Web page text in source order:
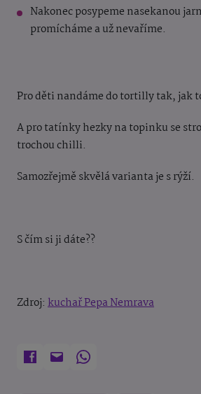
Nakonec posypeme nasekanou
promícháme a už nevaříme.
Pro děti nandáme do tortilly tak, jak
A pro tatínky hezky na topinku se
trochou chilli.
Samozřejmě skvělá varianta je s rýží.
S čím si ji dáte??
Zdroj: kuchař Pepa Nemrava